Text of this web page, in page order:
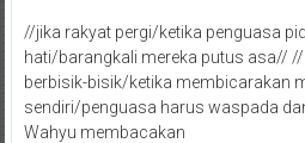
//jika rakyat pergi/ketika penguasa
hati/barangkali mereka putus asa//
berbisik-bisik/ketika membicarakan
sendiri/penguasa harus waspada
Wahyu membacakan